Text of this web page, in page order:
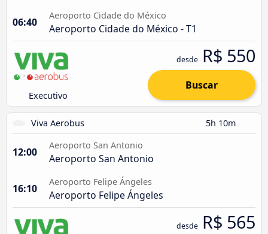
06:40
Aeroporto Cidade do México
Aeroporto Cidade do México - T1
Executivo
desde R$ 550
Buscar
Viva Aerobus 5h 10m
12:00
Aeroporto San Antonio
Aeroporto San Antonio
16:10
Aeroporto Felipe Ángeles
Aeroporto Felipe Ángeles
desde R$ 565